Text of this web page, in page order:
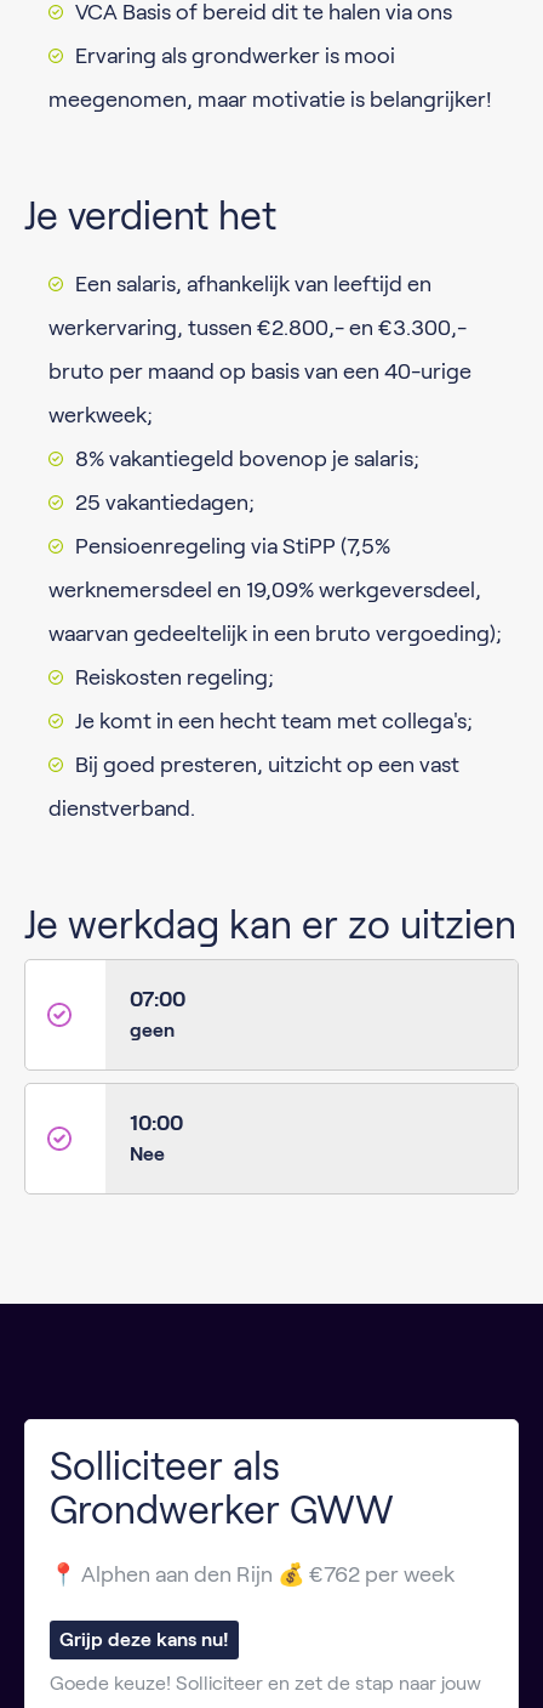
VCA Basis of bereid dit te halen via ons
Ervaring als grondwerker is mooi
meegenomen, maar motivatie is belangrijker!
Je verdient het
Een salaris, afhankelijk van leeftijd en
werkervaring, tussen €2.800,- en €3.300,-
bruto per maand op basis van een 40-urige
werkweek;
8% vakantiegeld bovenop je salaris;
25 vakantiedagen;
Pensioenregeling via StiPP (7,5%
werknemersdeel en 19,09% werkgeversdeel,
waarvan gedeeltelijk in een bruto vergoeding);
Reiskosten regeling;
Je komt in een hecht team met collega's;
Bij goed presteren, uitzicht op een vast
dienstverband.
Je werkdag kan er zo uitzien
07:00
geen
10:00
Nee
Solliciteer als
Grondwerker GWW
📍 Alphen aan den Rijn 💰 €762 per week
Grijp deze kans nu!
Goede keuze! Solliciteer en zet de stap naar jouw